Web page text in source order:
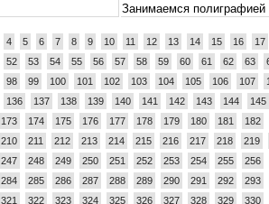
Занимаемся полиграфией
4 5 6 7 8 9 10 11 12 13 14 15 16 17
52 53 54 55 56 57 58 59 60 61 62 63
98 99 100 101 102 103 104 105 106 107
136 137 138 139 140 141 142 143 144 145
173 174 175 176 177 178 179 180 181 182
210 211 212 213 214 215 216 217 218 219
247 248 249 250 251 252 253 254 255 256
284 285 286 287 288 289 290 291 292 293
321 322 323 324 325 326 327 328 329 330